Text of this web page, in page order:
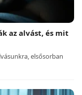
az alvást, és mit
elsősorban